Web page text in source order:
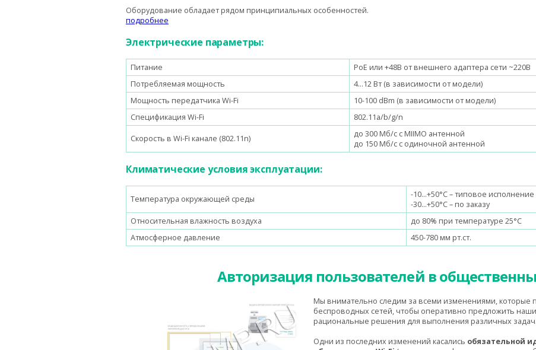
Оборудование обладает рядом принципиальных особенностей.
подробнее
Электрические параметры:
Питание
PoE или +48В от внешнего адаптера сети ~220В
Потребляемая мощность
4…12 Вт (в зависимости от модели)
Мощность передатчика Wi-Fi
10-100 dBm (в зависимости от модели)
Спецификация Wi-Fi
802.11a/b/g/n
Скорость в Wi-Fi канале (802.11n) до 300 Мб/с с MIIMO антенной
до 150 Мб/с с одиночной антенной
Климатические условия эксплуатации:
Температура окружающей среды
-10…+50°С – типовое исполнение
-30…+50°С – по заказу
Относительная влажность воздуха
до 80% при температуре 25°С
Атмосферное давление
450-780 мм рт.ст.
Авторизация пользователей в
Мы внимательно следим за всеми изменениями, которые
беспроводных сетей, чтобы оперативно предложить
рациональные решения для выполнения различных задач.
Одни из последних изменений касались обязательной